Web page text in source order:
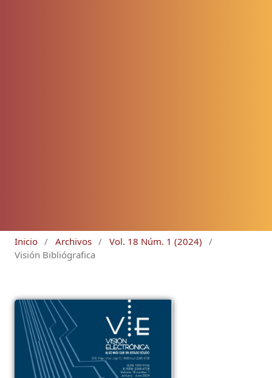
Inicio / Archivos / Vol. 18 Núm. 1 (2024)
/
Visión Bibliógrafica